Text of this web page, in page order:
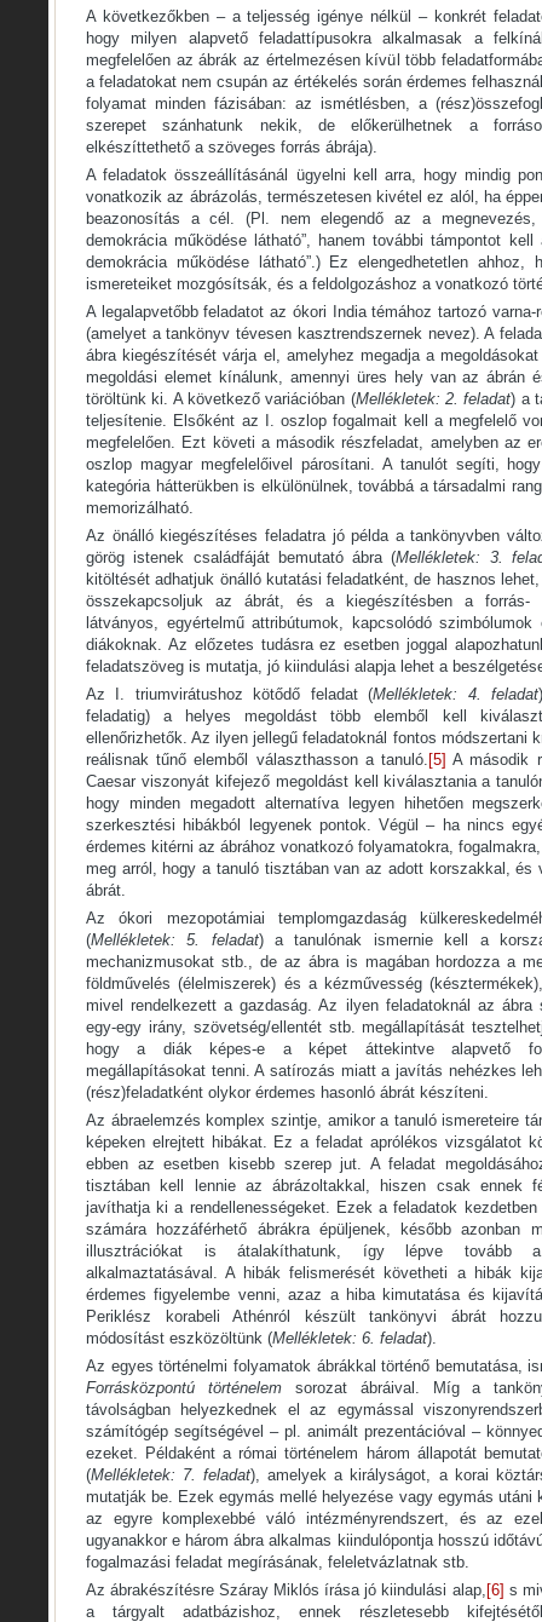
A következőkben – a teljesség igénye nélkül – konkrét
hogy milyen alapvető feladattípusokra alkalmasak a
megfelelően az ábrák az értelmezésen kívül több
a feladatokat nem csupán az értékelés során érdemes
folyamat minden fázisában: az ismétlésben, a
szerepet szánhatunk nekik, de előkerülhetnek a
elkészíttethető a szöveges forrás ábrája).
A feladatok összeállításánál ügyelni kell arra, hogy mindig
vonatkozik az ábrázolás, természetesen kivétel ez alól, ha
beazonosítás a cél. (Pl. nem elegendő az a
demokrácia működése látható”, hanem további támpontot
demokrácia működése látható”.) Ez elengedhetetlen
ismereteiket mozgósítsák, és a feldolgozáshoz a vonatkozó
A legalapvetőbb feladatot az ókori India témához tartozó
(amelyet a tankönyv tévesen kasztrendszernek nevez). A
ábra kiegészítését várja el, amelyhez megadja a
megoldási elemet kínálunk, amennyi üres hely van az ábrán
töröltünk ki. A következő variációban (Mellékletek: 2. feladat) a
teljesítenie. Elsőként az I. oszlop fogalmait kell a megfelelő
megfelelően. Ezt követi a második részfeladat, amelyben az
oszlop magyar megfelelőivel párosítani. A tanulót segíti,
kategória hátterükben is elkülönülnek, továbbá a társadalmi
memorizálható.
Az önálló kiegészítéses feladatra jó példa a tankönyvben
görög istenek családfáját bemutató ábra (Mellékletek: 3.
kitöltését adhatjuk önálló kutatási feladatként, de hasznos
összekapcsoljuk az ábrát, és a kiegészítésben a forrás-
látványos, egyértelmű attribútumok, kapcsolódó
diákoknak. Az előzetes tudásra ez esetben joggal
feladatszöveg is mutatja, jó kiindulási alapja lehet a
Az I. triumvirátushoz kötődő feladat (Mellékletek: 4. feladat
feladatig) a helyes megoldást több elemből kell
ellenőrizhetők. Az ilyen jellegű feladatoknál fontos módszertani
reálisnak tűnő elemből választhasson a tanuló. [5] A második
Caesar viszonyát kifejező megoldást kell kiválasztania a
hogy minden megadott alternatíva legyen hihetően
szerkesztési hibákból legyenek pontok. Végül – ha nincs
érdemes kitérni az ábrához vonatkozó folyamatokra,
meg arról, hogy a tanuló tisztában van az adott korszakkal, és
ábrát.
Az ókori mezopotámiai templomgazdaság
(Mellékletek: 5. feladat) a tanulónak ismernie kell a
mechanizmusokat stb., de az ábra is magában hordozza a
földművelés (élelmiszerek) és a kézművesség
mivel rendelkezett a gazdaság. Az ilyen feladatoknál az ábra
egy-egy irány, szövetség/ellentét stb. megállapítását
hogy a diák képes-e a képet áttekintve alapvető
megállapításokat tenni. A satírozás miatt a javítás nehézkes
(rész)feladatként olykor érdemes hasonló ábrát készíteni.
Az ábraelemzés komplex szintje, amikor a tanuló ismereteire
képeken elrejtett hibákat. Ez a feladat aprólékos vizsgálatot
ebben az esetben kisebb szerep jut. A feladat
tisztában kell lennie az ábrázoltakkal, hiszen csak ennek
javíthatja ki a rendellenességeket. Ezek a feladatok
számára hozzáférhető ábrákra épüljenek, később azonban
illusztrációkat is átalakíthatunk, így lépve tovább a
alkalmaztatásával. A hibák felismerését követheti a hibák
érdemes figyelembe venni, azaz a hiba kimutatása és
Periklész korabeli Athénról készült tankönyvi ábrát
módosítást eszközöltünk (Mellékletek: 6. feladat).
Az egyes történelmi folyamatok ábrákkal történő bemutatása,
Forrásközpontú történelem sorozat ábráival. Míg a
távolságban helyezkednek el az egymással
számítógép segítségével – pl. animált prezentációval –
ezeket. Példaként a római történelem három állapotát
(Mellékletek: 7. feladat), amelyek a királyságot, a korai
mutatják be. Ezek egymás mellé helyezése vagy egymás utáni
az egyre komplexebbé váló intézményrendszert, és az
ugyanakkor e három ábra alkalmas kiindulópontja hosszú
fogalmazási feladat megírásának, feleletvázlatnak stb.
Az ábrakészítésre Száray Miklós írása jó kiindulási alap, [6] s
a tárgyalt adatbázishoz, ennek részletesebb